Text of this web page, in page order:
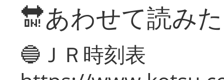
🔛あわせて読み
🔵ＪＲ時刻表